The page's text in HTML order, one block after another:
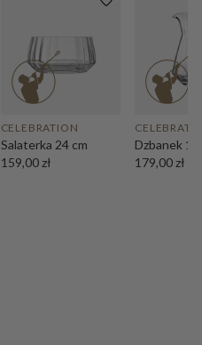
CELEBRATION
Salaterka 24 cm
159,00 zł
Dzbanek
179,00 zł